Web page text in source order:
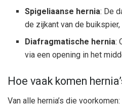
Spigeliaanse hernia: De
de zijkant van de buikspier,
Diafragmatische hernia:
via een opening in het
Hoe vaak komen
Van alle hernia’s die voorkomen: